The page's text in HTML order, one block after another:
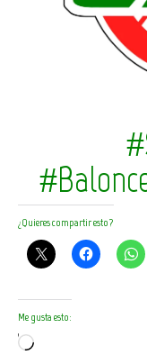
¿Quieres compartir esto?
Me gusta esto:
Cargando...